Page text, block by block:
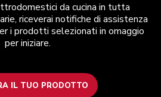
da cucina in tutta
riceverai notifiche di assistenza
i prodotti selezionati in omaggio
per iniziare.
IL TUO PRODOTTO